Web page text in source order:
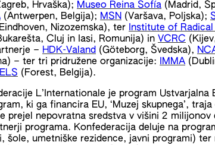
Hrvaška); Museo Reina Sofía (Madrid,
(Antwerpen, Belgija); MSN (Varšava, Poljska);
Nizozemska), ter
Institute of
Cluj in Iasi, Romunija) in VCRC
– HDK-Valand (Göteborg, Švedska),
– ter tri pridružene organizacije: IMMA
(Forest, Belgija).
L’Internationale je program Ustvarjalna
ki ga financira EU, ‘Muzej skupnega’,
prejel nepovratna sredstva v višini 2 milijonov
programa. Konfederacija deluje na
šole, umetniške rezidence, javni programi) ter